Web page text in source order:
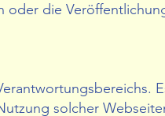
oder die
solcher